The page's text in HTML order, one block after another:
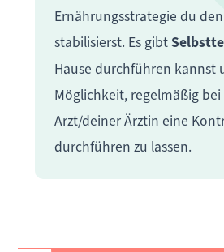
Ernährungsstrategie du
stabilisierst. Es gibt
Hause durchführen kannst
Möglichkeit, regelmäßig
Arzt/deiner Ärztin eine
durchführen zu lassen.